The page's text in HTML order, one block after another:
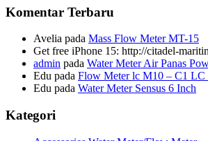
Komentar Terbaru
Avelia pada Mass Flow Meter MT-15
Get free iPhone 15: http://citadel-
admin pada Water Meter Air Panas
Edu pada Flow Meter lc M10 – C1 LC
Edu pada Water Meter Sensus 6 Inch
Kategori